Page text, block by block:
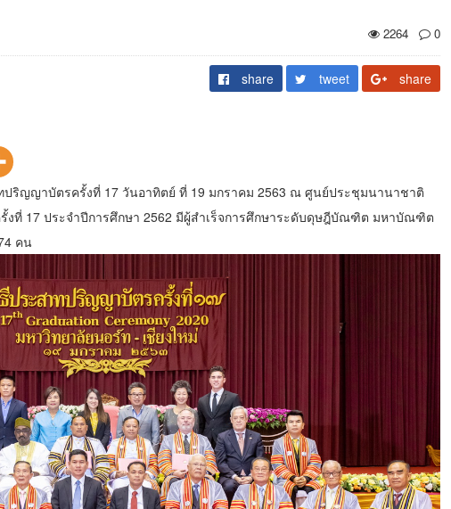
2264 0
share tweet share
ปริญญาบัตรครั้งที่ 17 วันอาทิตย์ ที่ 19 มกราคม 2563 ณ ศูนย์ประชุมนานาชาติ
งที่ 17 ประจำปีการศึกษา 2562 มีผู้สำเร็จการศึกษาระดับดุษฎีบัณฑิต มหาบัณฑิต
คน